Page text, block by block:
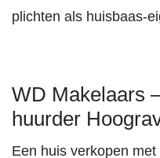
plichten als huisbaas-
WD Makelaars
huurder
Een huis verkopen